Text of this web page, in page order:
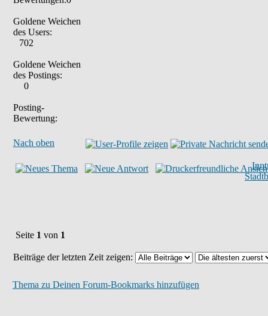
Goldene Weichen
des Users:
702
Goldene Weichen
des Postings:
0
Posting-
Bewertung:
Nach oben
Seite 1 von 1
Beiträge der letzten Zeit zeigen:
Thema zu Deinen Forum-Bookmarks hinzufügen